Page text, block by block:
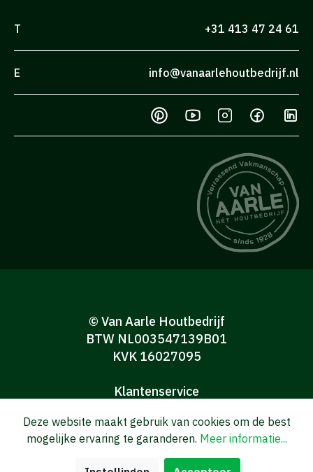
T +31 413 47 24 61
E info@vanaarlehoutbedrijf.nl
© Van Aarle Houtbedrijf
BTW NL003547139B01
KVK 16027095
Klantenservice
Algemene voorwaarden Consumenten
Privacy verklaring
Disclaimer
Deze website maakt gebruik van cookies om de best
mogelijke ervaring te garanderen. Meer informatie...